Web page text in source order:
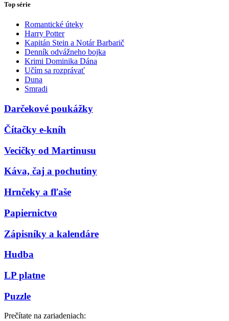
Top série
Romantické úteky
Harry Potter
Kapitán Stein a Notár Barbarič
Denník odvážneho bojka
Krimi Dominika Dána
Učím sa rozprávať
Duna
Smradi
Darčekové poukážky
Čítačky e-kníh
Vecičky od Martinusu
Káva, čaj a pochutiny
Hrnčeky a fľaše
Papiernictvo
Zápisníky a kalendáre
Hudba
LP platne
Puzzle
Prečítate na zariadeniach: